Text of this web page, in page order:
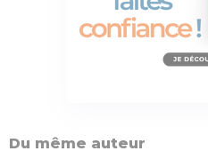
Du même auteur